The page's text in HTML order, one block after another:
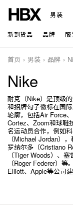
男装
新到货品 品牌 服
首页 男装 品牌
Nike
耐克（Nike）是顶级
和招牌勾子徽标在国
轮廓，包括Air Force
Cortez、Zo​​om和球鞋
名运动员合作，例如
（Michael Jordan）
罗纳尔多（Cristiano
（Tiger Woods）、
（Roger Federer）
Elliott、Apple等公司